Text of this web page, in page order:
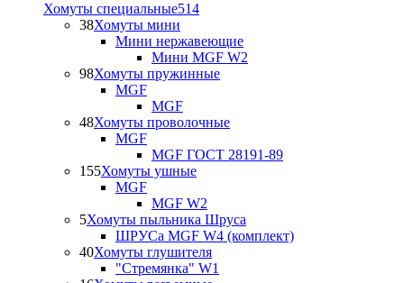
Хомуты специальные514
38Хомуты мини
Мини нержавеющие
Мини MGF W2
98Хомуты пружинные
MGF
MGF
48Хомуты проволочные
MGF
MGF ГОСТ 28191-89
155Хомуты ушные
MGF
MGF W2
5Хомуты пыльника Шруса
ШРУСа MGF W4 (комплект)
40Хомуты глушителя
"Стремянка" W1